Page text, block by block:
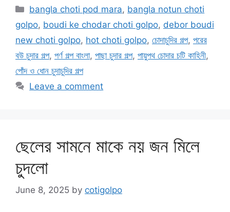
Categories
bangla choti pod mara, bangla notun choti
golpo, boudi ke chodar choti golpo, debor boudi
new choti golpo, hot choti golpo, চোদাচুদির গল্প, পরের
বউ চুদার গল্প, পর্ণ গল্প বাংলা, পাছা চুদার গল্প, পায়ুপথ চোদার চটি কাহিনী,
পোঁদ ও ধোন চুদাচুদির গল্প
Leave a comment
ছেলের সামনে মাকে নয় জন মিলে
চুদলো
June 8, 2025 by cotigolpo